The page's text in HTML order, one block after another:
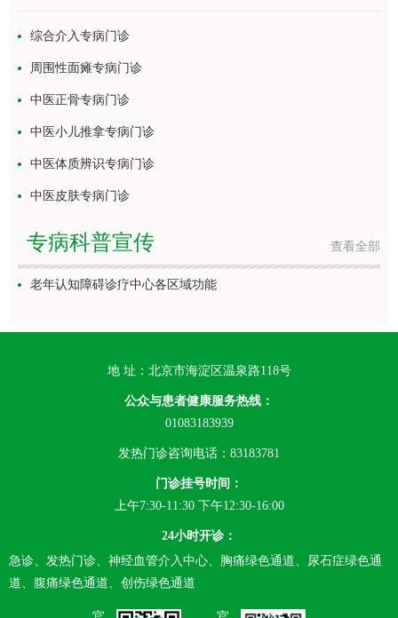
综合介入专病门诊
周围性面瘫专病门诊
中医正骨专病门诊
中医小儿推拿专病门诊
中医体质辨识专病门诊
中医皮肤专病门诊
查看全部
专病科普宣传
老年认知障碍诊疗中心各区域功能
地 址：北京市海淀区温泉路118号
公众与患者健康服务热线：
01083183939
发热门诊咨询电话：83183781
门诊挂号时间：
上午7:30-11:30 下午12:30-16:00
24小时开诊：
急诊、发热门诊、神经血管介入中心、胸痛绿色通道、尿石症绿色通
道、腹痛绿色通道、创伤绿色通道